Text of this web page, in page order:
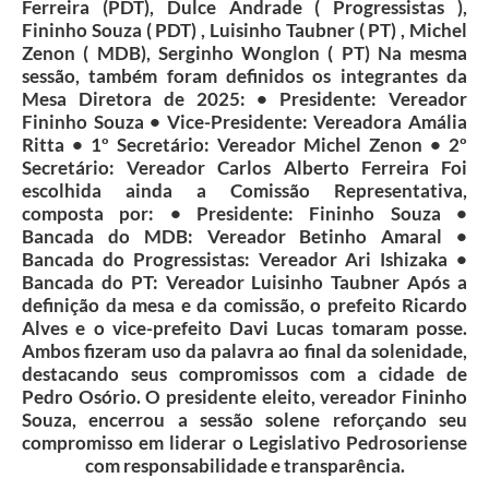
Ferreira (PDT), Dulce Andrade ( Progressistas ),
Fininho Souza ( PDT) , Luisinho Taubner ( PT) , Michel
Zenon ( MDB), Serginho Wonglon ( PT) Na mesma
sessão, também foram definidos os integrantes da
Mesa Diretora de 2025: • Presidente: Vereador
Fininho Souza • Vice-Presidente: Vereadora Amália
Ritta • 1º Secretário: Vereador Michel Zenon • 2º
Secretário: Vereador Carlos Alberto Ferreira Foi
escolhida ainda a Comissão Representativa,
composta por: • Presidente: Fininho Souza •
Bancada do MDB: Vereador Betinho Amaral •
Bancada do Progressistas: Vereador Ari Ishizaka •
Bancada do PT: Vereador Luisinho Taubner Após a
definição da mesa e da comissão, o prefeito Ricardo
Alves e o vice-prefeito Davi Lucas tomaram posse.
Ambos fizeram uso da palavra ao final da solenidade,
destacando seus compromissos com a cidade de
Pedro Osório. O presidente eleito, vereador Fininho
Souza, encerrou a sessão solene reforçando seu
compromisso em liderar o Legislativo Pedrosoriense
com responsabilidade e transparência.